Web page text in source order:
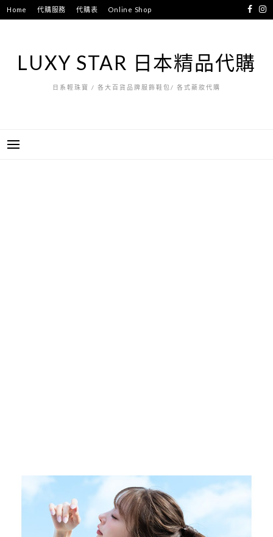
跳
至
Home 代購服務 代購表 Online Shop
LUXY STAR 日本精品代購
日系輕珠寶 / 各大百貨品牌服飾鞋包/ 各式藥妝代購